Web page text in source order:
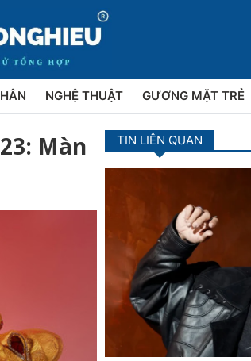
NGHỆ THUẬT GƯƠNG MẶT TRẺ
Màn TIN LIÊN QUAN